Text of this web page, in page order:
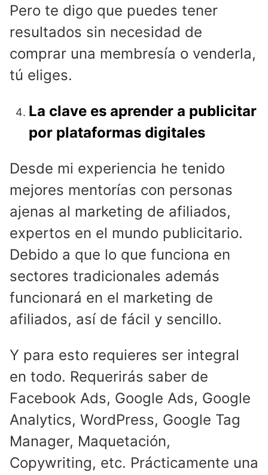
Pero te digo que puedes tener
resultados sin necesidad de
comprar una membresía o venderla,
tú eliges.
La clave es aprender a publicitar
por plataformas digitales
Desde mi experiencia he tenido
mejores mentorías con personas
ajenas al marketing de afiliados,
expertos en el mundo publicitario.
Debido a que lo que funciona en
sectores tradicionales además
funcionará en el marketing de
afiliados, así de fácil y sencillo.
Y para esto requieres ser integral
en todo. Requerirás saber de
Facebook Ads, Google Ads, Google
Analytics, WordPress, Google Tag
Manager, Maquetación,
Copywriting, etc. Prácticamente una